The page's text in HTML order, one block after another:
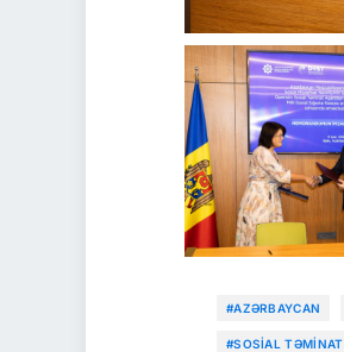
#AZƏRBAYCAN
#SOSIAL TƏMINAT